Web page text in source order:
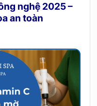
nghệ 2025 –
an toàn